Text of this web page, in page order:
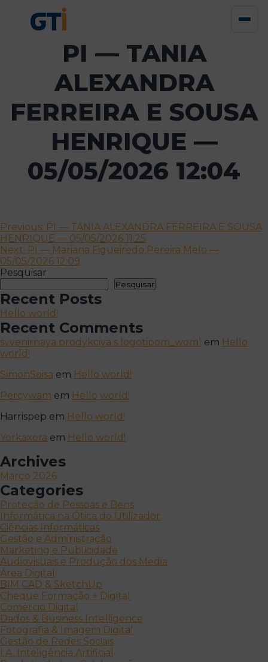
PI — TANIA
ALEXANDRA
FERREIRA E SOUSA
HENRIQUE —
05/05/2026 12:04
Navegação
de
artigos
Previous: PI — TANIA ALEXANDRA FERREIRA E SOUSA
HENRIQUE — 05/05/2026 11:25
Next: PI — Mariana Figueiredo Pereira Melo —
05/05/2026 12:09
Pesquisar
Pesquisar
Recent Posts
Hello world!
Recent Comments
syvenirnaya prodykciya s logotipom_woml em Hello
world!
SimonSoisa em Hello world!
Percywam em Hello world!
Harrispep em Hello world!
Yorkaxora em Hello world!
Archives
Março 2026
Categories
Proteção de Pessoas e Bens
Informática na Ótica do Utilizador
Ciências Informáticas
Gestão e Administração
Marketing e Publicidade
Audiovisuais e Produção dos Media
Área Digital
BIM CAD & SketchUp
Cheque Formação + Digital
Comércio Digital
Dados & Business Intelligence
Fotografia & Imagem Digital
Gestão de Redes Sociais
I.A. Inteligência Artificial